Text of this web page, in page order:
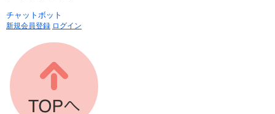
チャットボット
新規会員登録 ログイン